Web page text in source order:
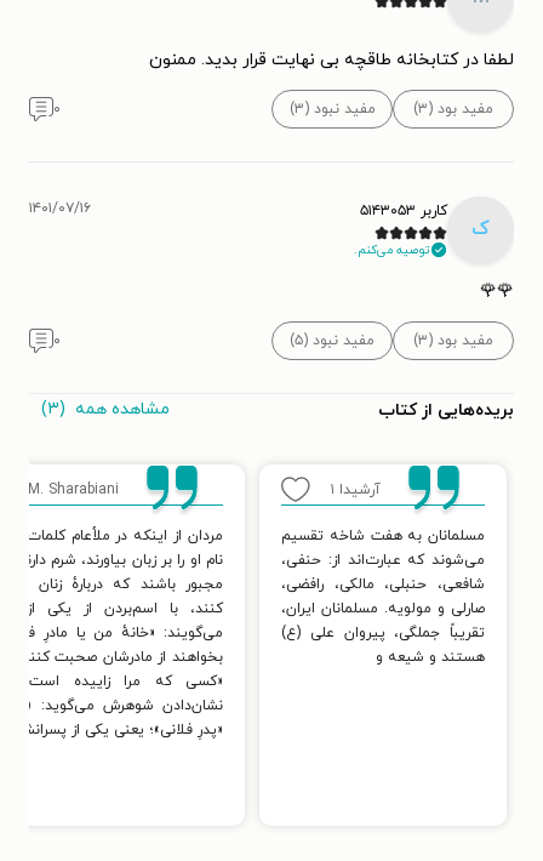
لطفا در کتابخانه طاقچه بی نهایت قرار بدید. ممنون
مفید بود (۳) مفید نبود (۳) ۰
ک
کاربر ۵۱۴۳۰۵۳
توصیه می‌کنم.
۱۴۰۱/۰۷/۱۶
🌹🌹
مفید بود (۳) مفید نبود (۵) ۰
بریده‌هایی از کتاب مشاهده همه (۳)
آرشیدا ۱
مسلمانان به هفت شاخه تقسیم
می‌شوند که عبارت‌اند از: حنفی،
شافعی، حنبلی، مالکی، رافضی،
صارلی و مولویه. مسلمانان ایران،
تقریباً جملگی، پیروان علی (ع)
هستند و شیعه و
A. M. Sharabiani
مردان از اینکه در ملأعام کلمات
نام او را بر زبان بیاورند، شرم دارند.
مجبور باشند که دربارهٔ زنان
کنند، با اسم‌بردن از یکی از
می‌گویند: «خانهٔ من یا مادرِ
بخواهند از مادرشان صحبت کنند،
«کسی که مرا زاییده است.»
نشان‌دادن شوهرش می‌گوید: «آن
«پدرِ فلانی»؛ یعنی یکی از پسرانش.